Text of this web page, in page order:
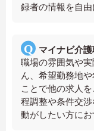
録者の情報を自由
マイナビ介
職場の雰囲気や
ん、希望勤務地
ことで他の求人
程調整や条件交
動がしたい方にお